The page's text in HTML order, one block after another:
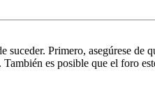
suceder. Primero, asegúrese
es posible que el foro